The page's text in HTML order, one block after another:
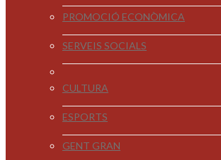
PROMOCIÓ ECONÒMICA
SERVEIS SOCIALS
CULTURA
ESPORTS
GENT GRAN